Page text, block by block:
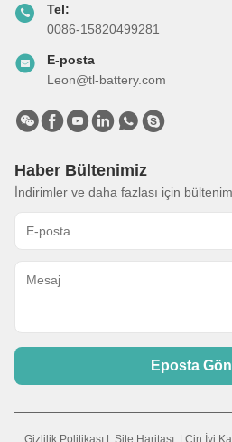
Tel:
0086-15820499281
E-posta
Leon@tl-battery.com
Haber Bültenimiz
İndirimler ve daha fazlası için
Eposta
Gizlilik Politikası| Site Haritası| Çin İyi